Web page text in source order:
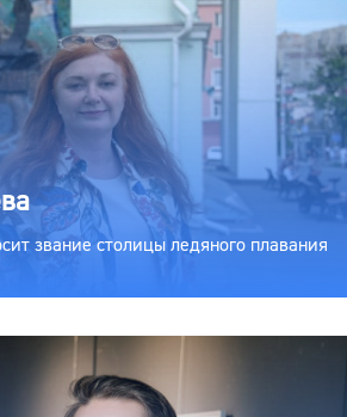
звание столицы ледяного плавания